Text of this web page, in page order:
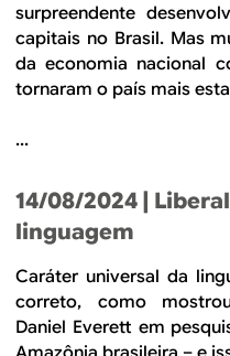
surpreendente
capitais no Brasil. Mas
da economia nacional
tornaram o país mais
...
14/08/2024 |
linguagem
Caráter universal da
correto, como
Daniel Everett em